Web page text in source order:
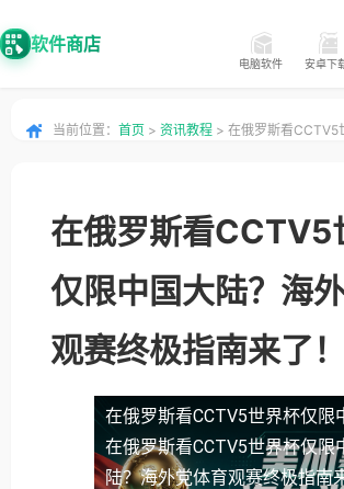
软件商店
电脑软件 安卓下
当前位置： 首页 > 资讯教程 > 在俄罗斯看CCTV5
在俄罗斯看CCTV5
仅限中国大陆？海
观赛终极指南来了！
在俄罗斯看CCTV5世界杯仅限
在俄罗斯看CCTV5世界杯仅限
陆？海外党体育观赛终极指南